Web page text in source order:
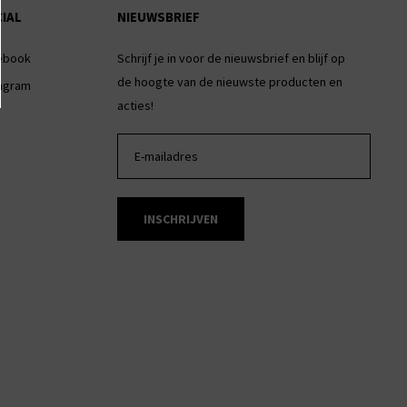
NIEUWSBRIEF
Schrijf je in voor de nieuwsbrief en blijf op
de hoogte van de nieuwste producten en
acties!
INSCHRIJVEN